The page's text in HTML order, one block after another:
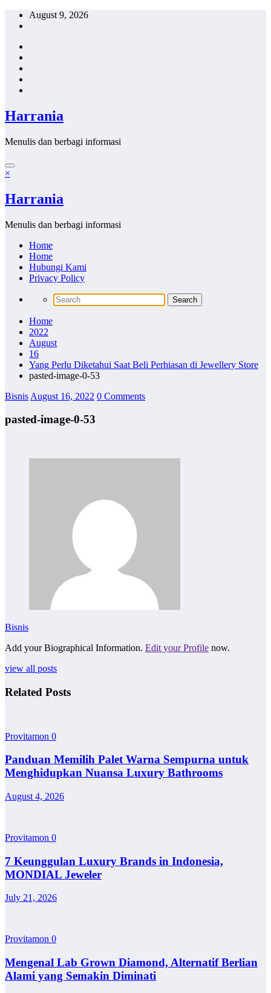
Skip
August 9, 2026
Harrania
Menulis dan berbagi informasi
×
Harrania
Menulis dan berbagi informasi
Home
Home
Hubungi Kami
Privacy Policy
Home
2022
August
16
Yang Perlu Diketahui Saat Beli Perhiasan di Jewellery Store
pasted-image-0-53
Bisnis August 16, 2022 0 Comments
pasted-image-0-53
Bisnis
Add your Biographical Information. Edit your Profile now.
view all posts
Related Posts
Provitamon 0
Panduan Memilih Palet Warna Sempurna untuk
Menghidupkan Nuansa Luxury Bathrooms
August 4, 2026
Provitamon 0
7 Keunggulan Luxury Brands in Indonesia,
MONDIAL Jeweler
July 21, 2026
Provitamon 0
Mengenal Lab Grown Diamond, Alternatif Berlian
Alami yang Semakin Diminati